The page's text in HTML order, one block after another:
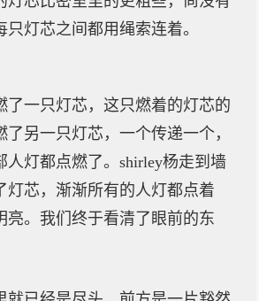
灯芯之间都用绳索连着。
了一只灯芯，这只燃着的灯芯的
另一只灯芯，一个传递一个，
人灯都点燃了。shirley杨走到墙
灯芯，渐渐所有的人灯都点着
亮。我们终于看清了眼前的东